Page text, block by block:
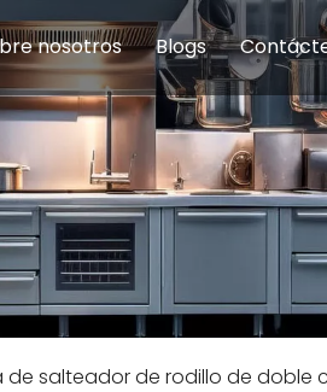
de Concesión Equipo
panadería Equipo
Comedor del personal
Restaurante y comida
Preguntas
nosotros
de la empresa
Blogs
de salteador de rodillo de